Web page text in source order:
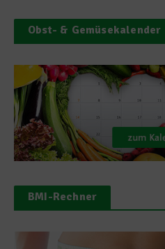
Obst- & Gemüsekalender
BMI-Rechner